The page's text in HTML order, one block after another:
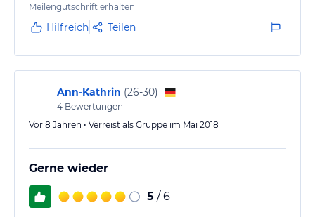
Meilengutschrift erhalten
Hilfreich Teilen
Ann-Kathrin (26-30)
4 Bewertungen
Vor 8 Jahren • Verreist als Gruppe im Mai 2018
Gerne wieder
5 / 6